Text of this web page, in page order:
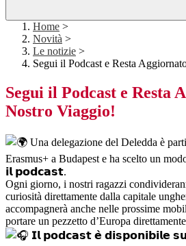
Home >
Novità >
Le notizie >
Segui il Podcast e Resta
Segui il Podcast e Resta
Nostro Viaggio!
Una delegazione del Deledda è
Erasmus+ a Budapest e ha scelto un
𝗶𝗹 𝗽𝗼𝗱𝗰𝗮𝘀𝘁.
Ogni giorno, i nostri ragazzi
curiosità direttamente dalla capitale
accompagnerà anche nelle prossime
portare un pezzetto d’Europa
𝗜𝗹 𝗽𝗼𝗱𝗰𝗮𝘀𝘁 𝗲̀ 𝗱𝗶𝘀𝗽𝗼𝗻𝗶𝗯𝗶𝗹𝗲